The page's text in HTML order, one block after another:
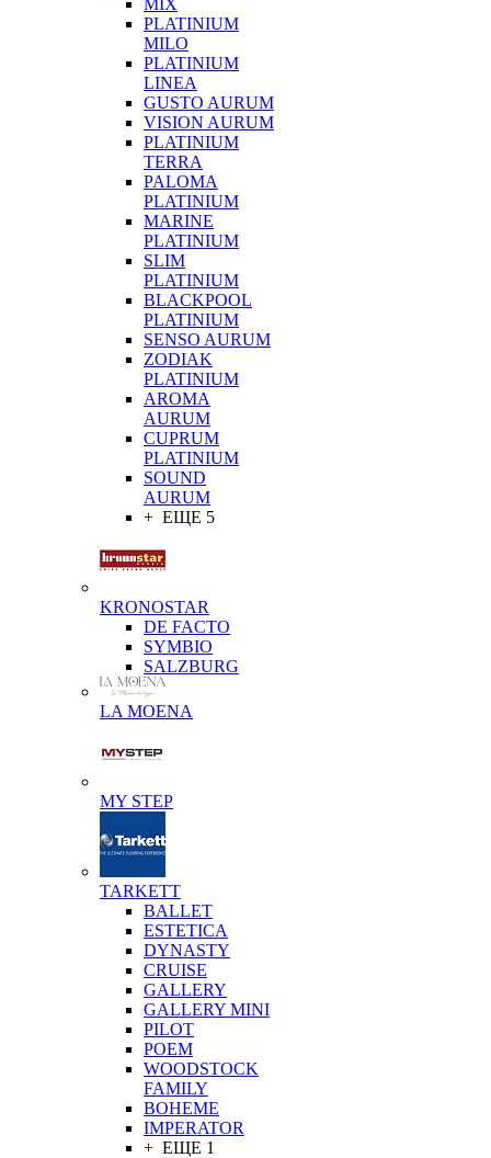
MIX
PLATINIUM
MILO
PLATINIUM
LINEA
GUSTO AURUM
VISION AURUM
PLATINIUM
TERRA
PALOMA
PLATINIUM
MARINE
PLATINIUM
SLIM
PLATINIUM
BLACKPOOL
PLATINIUM
SENSO AURUM
ZODIAK
PLATINIUM
AROMA
AURUM
CUPRUM
PLATINIUM
SOUND
AURUM
+ ЕЩЕ 5
KRONOSTAR
DE FACTO
SYMBIO
SALZBURG
LA MOENA
MY STEP
TARKETT
BALLET
ESTETICA
DYNASTY
CRUISE
GALLERY
GALLERY MINI
PILOT
POEM
WOODSTOCK
FAMILY
BOHEME
IMPERATOR
+ ЕЩЕ 1